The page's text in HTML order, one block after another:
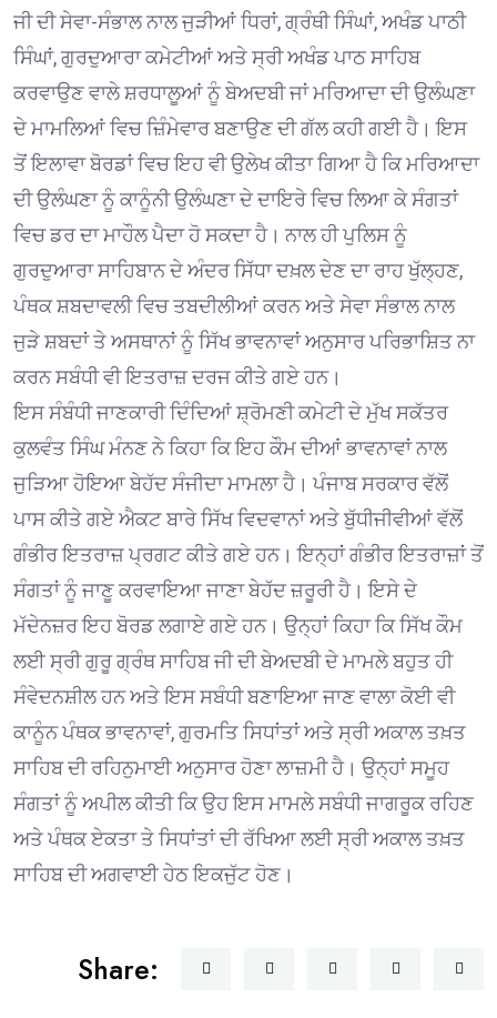
ਜੀ ਦੀ ਸੇਵਾ-ਸੰਭਾਲ ਨਾਲ ਜੁੜੀਆਂ ਧਿਰਾਂ, ਗ੍ਰੰਥੀ ਸਿੰਘਾਂ, ਅਖੰਡ ਪਾਠੀ
ਸਿੰਘਾਂ, ਗੁਰਦੁਆਰਾ ਕਮੇਟੀਆਂ ਅਤੇ ਸ੍ਰੀ ਅਖੰਡ ਪਾਠ ਸਾਹਿਬ
ਕਰਵਾਉਣ ਵਾਲੇ ਸ਼ਰਧਾਲੂਆਂ ਨੂੰ ਬੇਅਦਬੀ ਜਾਂ ਮਰਿਆਦਾ ਦੀ ਉਲੰਘਣਾ
ਦੇ ਮਾਮਲਿਆਂ ਵਿਚ ਜ਼ਿੰਮੇਵਾਰ ਬਣਾਉਣ ਦੀ ਗੱਲ ਕਹੀ ਗਈ ਹੈ। ਇਸ
ਤੋਂ ਇਲਾਵਾ ਬੋਰਡਾਂ ਵਿਚ ਇਹ ਵੀ ਉਲੇਖ ਕੀਤਾ ਗਿਆ ਹੈ ਕਿ ਮਰਿਆਦਾ
ਦੀ ਉਲੰਘਣਾ ਨੂੰ ਕਾਨੂੰਨੀ ਉਲੰਘਣਾ ਦੇ ਦਾਇਰੇ ਵਿਚ ਲਿਆ ਕੇ ਸੰਗਤਾਂ
ਵਿਚ ਡਰ ਦਾ ਮਾਹੌਲ ਪੈਦਾ ਹੋ ਸਕਦਾ ਹੈ। ਨਾਲ ਹੀ ਪੁਲਿਸ ਨੂੰ
ਗੁਰਦੁਆਰਾ ਸਾਹਿਬਾਨ ਦੇ ਅੰਦਰ ਸਿੱਧਾ ਦਖ਼ਲ ਦੇਣ ਦਾ ਰਾਹ ਖੁੱਲ੍ਹਣ,
ਪੰਥਕ ਸ਼ਬਦਾਵਲੀ ਵਿਚ ਤਬਦੀਲੀਆਂ ਕਰਨ ਅਤੇ ਸੇਵਾ ਸੰਭਾਲ ਨਾਲ
ਜੁੜੇ ਸ਼ਬਦਾਂ ਤੇ ਅਸਥਾਨਾਂ ਨੂੰ ਸਿੱਖ ਭਾਵਨਾਵਾਂ ਅਨੁਸਾਰ ਪਰਿਭਾਸ਼ਿਤ ਨਾ
ਕਰਨ ਸਬੰਧੀ ਵੀ ਇਤਰਾਜ਼ ਦਰਜ ਕੀਤੇ ਗਏ ਹਨ।
ਇਸ ਸੰਬੰਧੀ ਜਾਣਕਾਰੀ ਦਿੰਦਿਆਂ ਸ਼੍ਰੋਮਣੀ ਕਮੇਟੀ ਦੇ ਮੁੱਖ ਸਕੱਤਰ
ਕੁਲਵੰਤ ਸਿੰਘ ਮੰਨਣ ਨੇ ਕਿਹਾ ਕਿ ਇਹ ਕੌਮ ਦੀਆਂ ਭਾਵਨਾਵਾਂ ਨਾਲ
ਜੁੜਿਆ ਹੋਇਆ ਬੇਹੱਦ ਸੰਜੀਦਾ ਮਾਮਲਾ ਹੈ। ਪੰਜਾਬ ਸਰਕਾਰ ਵੱਲੋਂ
ਪਾਸ ਕੀਤੇ ਗਏ ਐਕਟ ਬਾਰੇ ਸਿੱਖ ਵਿਦਵਾਨਾਂ ਅਤੇ ਬੁੱਧੀਜੀਵੀਆਂ ਵੱਲੋਂ
ਗੰਭੀਰ ਇਤਰਾਜ਼ ਪ੍ਰਗਟ ਕੀਤੇ ਗਏ ਹਨ। ਇਨ੍ਹਾਂ ਗੰਭੀਰ ਇਤਰਾਜ਼ਾਂ ਤੋਂ
ਸੰਗਤਾਂ ਨੂੰ ਜਾਣੂ ਕਰਵਾਇਆ ਜਾਣਾ ਬੇਹੱਦ ਜ਼ਰੂਰੀ ਹੈ। ਇਸੇ ਦੇ
ਮੱਦੇਨਜ਼ਰ ਇਹ ਬੋਰਡ ਲਗਾਏ ਗਏ ਹਨ। ਉਨ੍ਹਾਂ ਕਿਹਾ ਕਿ ਸਿੱਖ ਕੌਮ
ਲਈ ਸ੍ਰੀ ਗੁਰੂ ਗ੍ਰੰਥ ਸਾਹਿਬ ਜੀ ਦੀ ਬੇਅਦਬੀ ਦੇ ਮਾਮਲੇ ਬਹੁਤ ਹੀ
ਸੰਵੇਦਨਸ਼ੀਲ ਹਨ ਅਤੇ ਇਸ ਸਬੰਧੀ ਬਣਾਇਆ ਜਾਣ ਵਾਲਾ ਕੋਈ ਵੀ
ਕਾਨੂੰਨ ਪੰਥਕ ਭਾਵਨਾਵਾਂ, ਗੁਰਮਤਿ ਸਿਧਾਂਤਾਂ ਅਤੇ ਸ੍ਰੀ ਅਕਾਲ ਤਖ਼ਤ
ਸਾਹਿਬ ਦੀ ਰਹਿਨੁਮਾਈ ਅਨੁਸਾਰ ਹੋਣਾ ਲਾਜ਼ਮੀ ਹੈ। ਉਨ੍ਹਾਂ ਸਮੂਹ
ਸੰਗਤਾਂ ਨੂੰ ਅਪੀਲ ਕੀਤੀ ਕਿ ਉਹ ਇਸ ਮਾਮਲੇ ਸਬੰਧੀ ਜਾਗਰੂਕ ਰਹਿਣ
ਅਤੇ ਪੰਥਕ ਏਕਤਾ ਤੇ ਸਿਧਾਂਤਾਂ ਦੀ ਰੱਖਿਆ ਲਈ ਸ੍ਰੀ ਅਕਾਲ ਤਖ਼ਤ
ਸਾਹਿਬ ਦੀ ਅਗਵਾਈ ਹੇਠ ਇਕਜੁੱਟ ਹੋਣ।
Share: